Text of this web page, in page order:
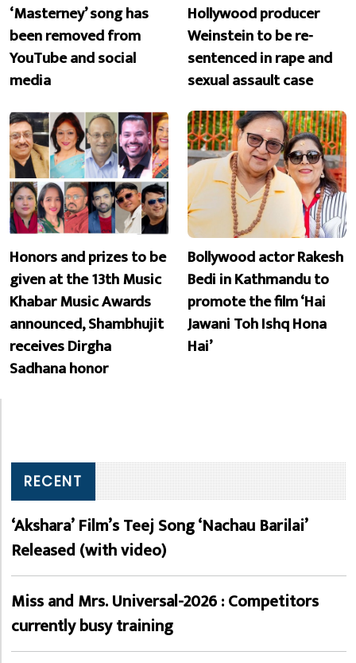
‘Masterney’ song has
been removed from
YouTube and social
media
Hollywood producer
Weinstein to be re-
sentenced in rape and
sexual assault case
Honors and prizes to be
given at the 13th Music
Khabar Music Awards
announced, Shambhujit
receives Dirgha
Sadhana honor
Bollywood actor Rakesh
Bedi in Kathmandu to
promote the film ‘Hai
Jawani Toh Ishq Hona
Hai’
RECENT
‘Akshara’ Film’s Teej Song ‘Nachau Barilai’
Released (with video)
Miss and Mrs. Universal-2026 : Competitors
currently busy training